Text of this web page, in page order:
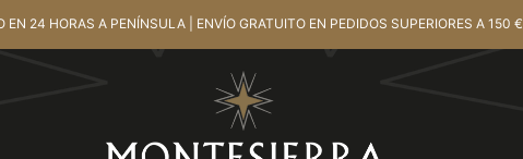
EN 24 HORAS A PENÍNSULA | ENVÍO GRATUITO EN PEDIDOS SUPERIORES A 150 €